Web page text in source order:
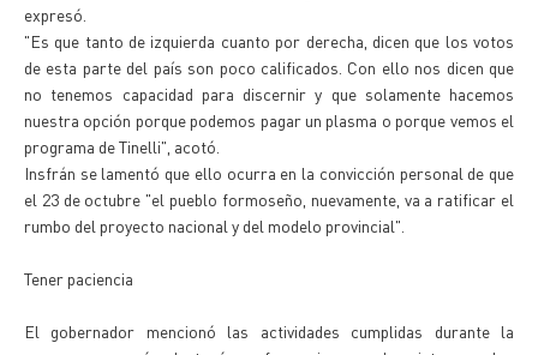
expresó.
"Es que tanto de izquierda cuanto por derecha, dicen que los votos
de esta parte del país son poco calificados. Con ello nos dicen que
no tenemos capacidad para discernir y que solamente hacemos
nuestra opción porque podemos pagar un plasma o porque vemos el
programa de Tinelli", acotó.
Insfrán se lamentó que ello ocurra en la convicción personal de que
el 23 de octubre "el pueblo formoseño, nuevamente, va a ratificar el
rumbo del proyecto nacional y del modelo provincial".
Tener paciencia
El gobernador mencionó las actividades cumplidas durante la